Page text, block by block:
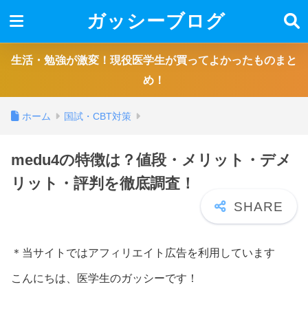
ガッシーブログ
生活・勉強が激変！現役医学生が買ってよかったものまと
め！
ホーム 国試・CBT対策
medu4の特徴は？値段・メリット・デメ
リット・評判を徹底調査！
＊当サイトではアフィリエイト広告を利用しています
こんにちは、医学生のガッシーです！